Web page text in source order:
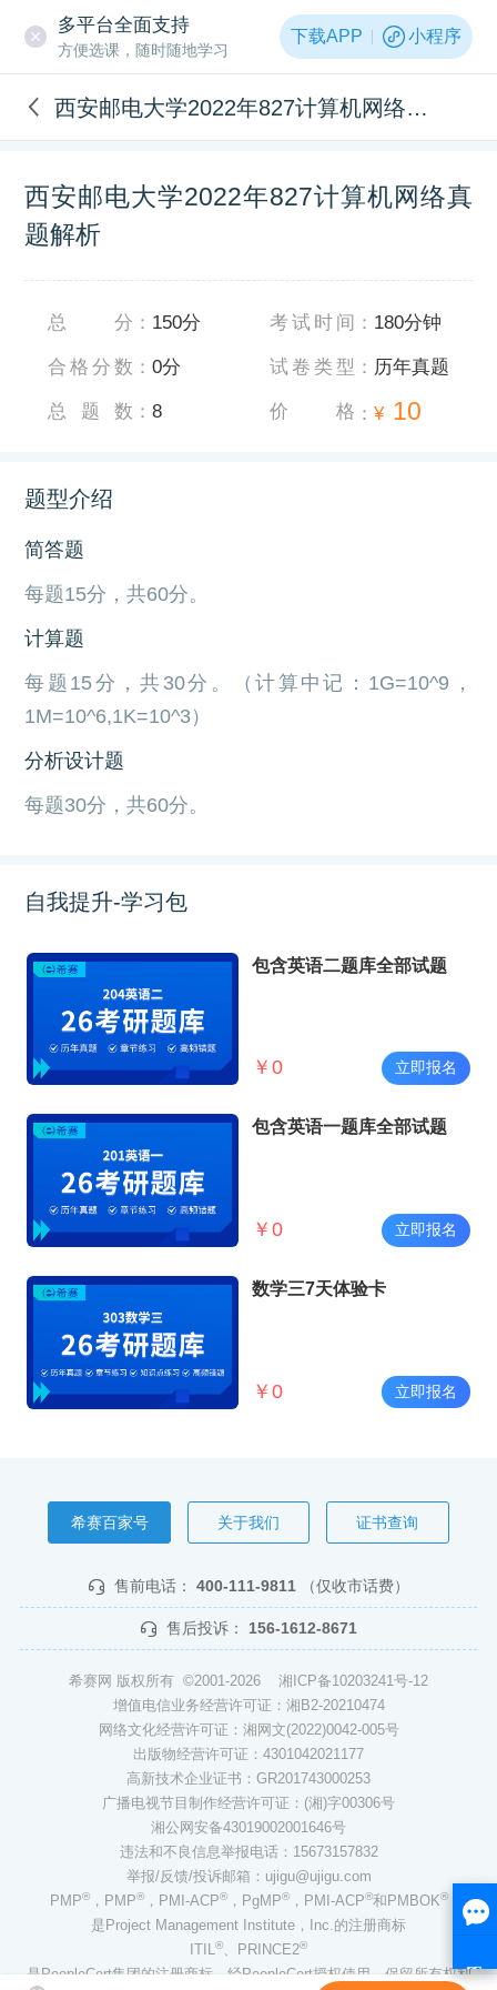
多平台全面支持
方便选课，随时随地学习
下载APP 小程序
西安邮电大学2022年827计算机网络真题解析
西安邮电大学2022年827计算机网络真
题解析
总分 ： 150分
合格分数 ：0分
总题数 ：8
考试时间 ： 180分钟
试卷类型 ： 历年真题
价格 ：¥ 10
题型介绍
简答题
每题15分，共60分。
计算题
每题15分，共30分。（计算中记：1G=10^9，
1M=10^6,1K=10^3）
分析设计题
每题30分，共60分。
自我提升-学习包
包含英语二题库全部试题
￥ 0 立即报名
包含英语一题库全部试题
￥ 0 立即报名
数学三7天体验卡
￥ 0 立即报名
希赛百家号 关于我们 证书查询
售前电话： 400-111-9811 （仅收市话费）
售后投诉： 156-1612-8671
希赛网 版权所有 ©2001-2026 湘ICP备10203241号-12
增值电信业务经营许可证：湘B2-20210474
网络文化经营许可证：湘网文(2022)0042-005号
出版物经营许可证：4301042021177
高新技术企业证书：GR201743000253
广播电视节目制作经营许可证：(湘)字00306号
湘公网安备43019002001646号
违法和不良信息举报电话：15673157832
举报/反馈/投诉邮箱：ujigu@ujigu.com
PMP®，PMP®，PMI-ACP®，PgMP®，PMI-ACP®和PMBOK®
是Project Management Institute，Inc.的注册商标
ITIL®、PRINCE2®
是PeopleCert集团的注册商标，经PeopleCert授权使用，保留所有权利